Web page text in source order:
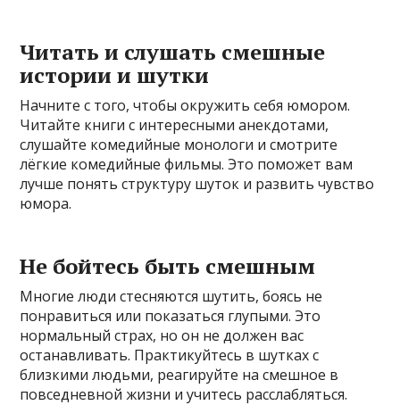
Читать и слушать смешные
истории и шутки
Начните с того, чтобы окружить себя юмором.
Читайте книги с интересными анекдотами,
слушайте комедийные монологи и смотрите
лёгкие комедийные фильмы. Это поможет вам
лучше понять структуру шуток и развить чувство
юмора.
Не бойтесь быть смешным
Многие люди стесняются шутить, боясь не
понравиться или показаться глупыми. Это
нормальный страх, но он не должен вас
останавливать. Практикуйтесь в шутках с
близкими людьми, реагируйте на смешное в
повседневной жизни и учитесь расслабляться.